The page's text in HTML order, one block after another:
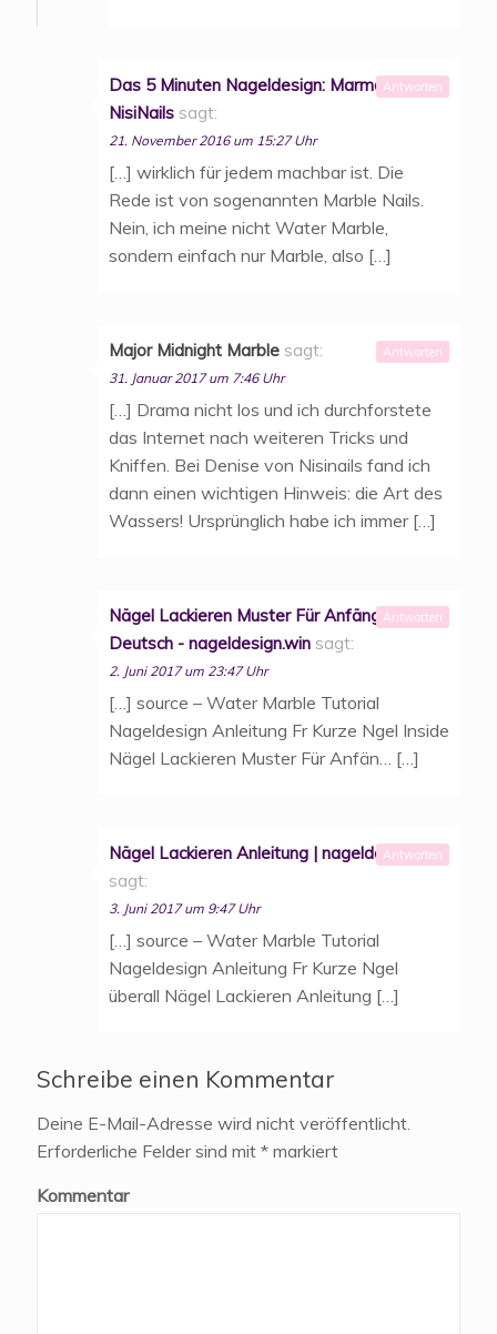
Das 5 Minuten Nageldesign: Marmor Nägel |
NisiNails sagt:
21. November 2016 um 15:27 Uhr
[…] wirklich für jedem machbar ist. Die
Rede ist von sogenannten Marble Nails.
Nein, ich meine nicht Water Marble,
sondern einfach nur Marble, also […]
Antworten
Major Midnight Marble sagt:
31. Januar 2017 um 7:46 Uhr
[…] Drama nicht los und ich durchforstete
das Internet nach weiteren Tricks und
Kniffen. Bei Denise von Nisinails fand ich
dann einen wichtigen Hinweis: die Art des
Wassers! Ursprünglich habe ich immer […]
Antworten
Nägel Lackieren Muster Für Anfänger
Deutsch - nageldesign.win sagt:
2. Juni 2017 um 23:47 Uhr
[…] source – Water Marble Tutorial
Nageldesign Anleitung Fr Kurze Ngel Inside
Nägel Lackieren Muster Für Anfän… […]
Antworten
Nägel Lackieren Anleitung | nageldesign.win
sagt:
3. Juni 2017 um 9:47 Uhr
[…] source – Water Marble Tutorial
Nageldesign Anleitung Fr Kurze Ngel
überall Nägel Lackieren Anleitung […]
Antworten
Schreibe einen Kommentar
Deine E-Mail-Adresse wird nicht veröffentlicht.
Erforderliche Felder sind mit * markiert
Kommentar